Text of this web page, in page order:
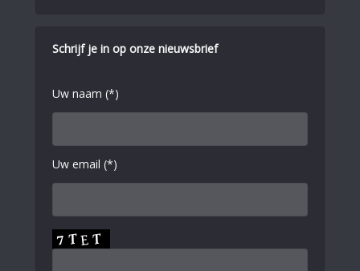
Schrijf je in op onze nieuwsbrief
Uw naam (*)
Uw email (*)